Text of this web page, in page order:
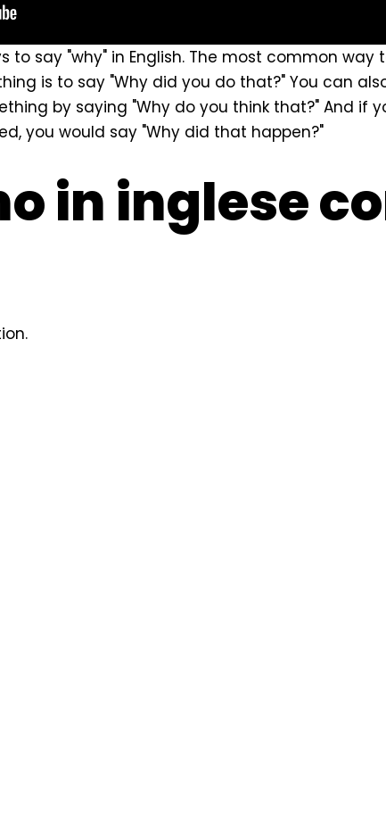
to say "why" in English. The most common way
is to say "Why did you do that?" You can
by saying "Why do you think that?" And if
you would say "Why did that happen?"
in inglese